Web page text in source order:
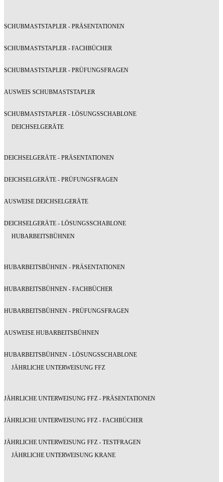
SCHUBMASTSTAPLER - PRÄSENTATIONEN
SCHUBMASTSTAPLER - FACHBÜCHER
SCHUBMASTSTAPLER - PRÜFUNGSFRAGEN
AUSWEIS SCHUBMASTSTAPLER
SCHUBMASTSTAPLER - LÖSUNGSSCHABLONE
DEICHSELGERÄTE
DEICHSELGERÄTE - PRÄSENTATIONEN
DEICHSELGERÄTE - PRÜFUNGSFRAGEN
AUSWEISE DEICHSELGERÄTE
DEICHSELGERÄTE - LÖSUNGSSCHABLONE
HUBARBEITSBÜHNEN
HUBARBEITSBÜHNEN - PRÄSENTATIONEN
HUBARBEITSBÜHNEN - FACHBÜCHER
HUBARBEITSBÜHNEN - PRÜFUNGSFRAGEN
AUSWEISE HUBARBEITSBÜHNEN
HUBARBEITSBÜHNEN - LÖSUNGSSCHABLONE
JÄHRLICHE UNTERWEISUNG FFZ
JÄHRLICHE UNTERWEISUNG FFZ - PRÄSENTATIONEN
JÄHRLICHE UNTERWEISUNG FFZ - FACHBÜCHER
JÄHRLICHE UNTERWEISUNG FFZ - TESTFRAGEN
JÄHRLICHE UNTERWEISUNG KRANE